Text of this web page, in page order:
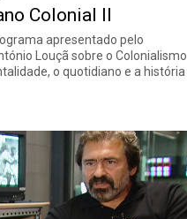
Colonial II
apresentado pelo
Louçã sobre o Colonialismo
o quotidiano e a história